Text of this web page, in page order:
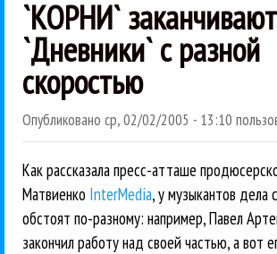
`КОРНИ`
`Дневники` с разной
скоростью
Опубликовано ср, 02/02/2005 - 13:10
Как рассказала пресс-атташе
Матвиенко InterMedia, у музыкантов дела
обстоят по-разному: например, Павел
закончил работу над своей частью, а вот